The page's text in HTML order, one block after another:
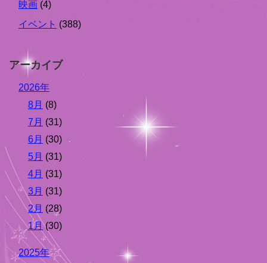
映画 (4)
イベント (388)
アーカイブ
2026年
8月 (8)
7月 (31)
6月 (30)
5月 (31)
4月 (31)
3月 (31)
2月 (28)
1月(30)
2025年